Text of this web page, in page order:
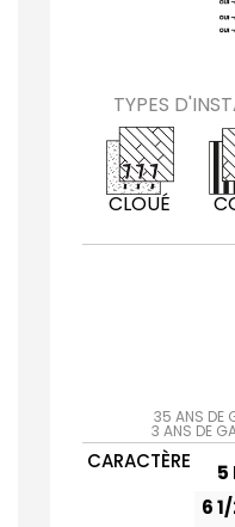
TYPES
CLOUÉ
35 ANS DE
3 ANS DE
CARACTÈRE
5
6